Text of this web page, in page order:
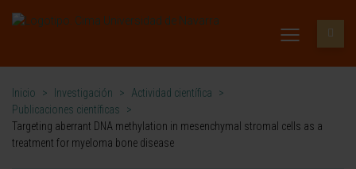
Inicio > Investigación > Actividad científica
>
Publicaciones científicas
>
Targeting aberrant DNA methylation in mesenchymal stromal cells as a
treatment for myeloma bone disease